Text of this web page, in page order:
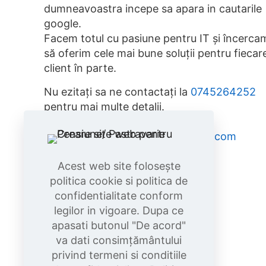
dumneavoastra incepe sa apara in cautarile
google.
Facem totul cu pasiune pentru IT și
să oferim cele mai bune soluții pentru
client în parte.
Nu ezitați sa ne contactați la 0745264252
pentru mai multe detalii.
E-mail:contact@creare-site-web.com
Politica de cookie
Politica de confidentialitate
Buy me a coffee
Acest web site folosește
politica cookie si politica de
confidentialitate conform
legilor in vigoare. Dupa ce
apasati butonul "De acord"
va dati consimțământului
privind termeni si conditiile